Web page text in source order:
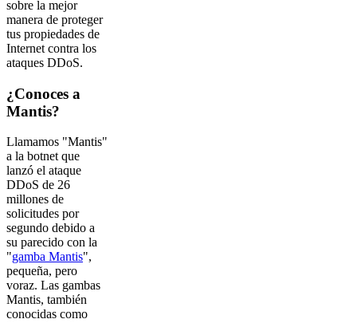
sobre la mejor
manera de proteger
tus propiedades de
Internet contra los
ataques DDoS.
¿Conoces a
Mantis?
Llamamos "Mantis"
a la botnet que
lanzó el ataque
DDoS de 26
millones de
solicitudes por
segundo debido a
su parecido con la
"gamba Mantis",
pequeña, pero
voraz. Las gambas
Mantis, también
conocidas como